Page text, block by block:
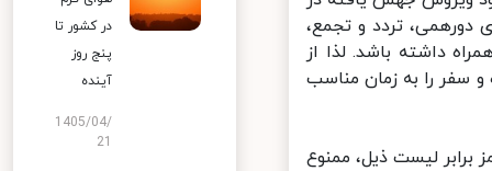
تردد و تجمع،
داشته باشد. لذا از
سفر را به زمان مناسب
لیست ذیل، ممنوع
در کشور تا
پنج روز
آینده
1405/04/